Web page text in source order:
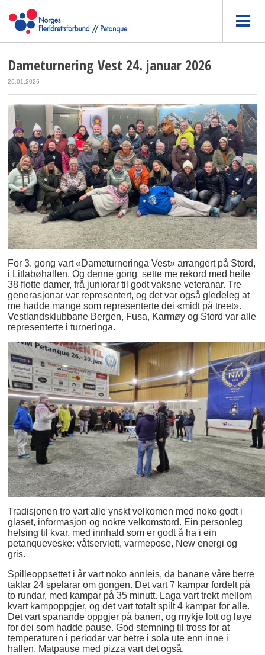
Dameturnering Vest 24. januar 2026
26.01.2026
For 3. gong vart «Dameturneringa Vest» arrangert på Stord,
i Litlabøhallen. Og denne gong sette me rekord med heile
38 flotte damer, frå juniorar til godt vaksne veteranar. Tre
generasjonar var representert, og det var også gledeleg at
me hadde mange som representerte dei «midt på treet».
Vestlandsklubbane Bergen, Fusa, Karmøy og Stord var alle
representerte i turneringa.
Tradisjonen tro vart alle ynskt velkomen med noko godt i
glaset, informasjon og nokre velkomstord. Ein personleg
helsing til kvar, med innhald som er godt å ha i ein
petanqueveske: våtserviett, varmepose, New energi og
gris.
Spilleoppsettet i år vart noko annleis, da banane våre berre
taklar 24 spelarar om gongen. Det vart 7 kampar fordelt på
to rundar, med kampar på 35 minutt. Laga vart trekt mellom
kvart kampoppgjer, og det vart totalt spilt 4 kampar for alle.
Det vart spanande oppgjer på banen, og mykje lott og løye
for dei som hadde pause. God stemning til tross for at
temperaturen i periodar var betre i sola ute enn inne i
hallen. Matpause med pizza vart det også.